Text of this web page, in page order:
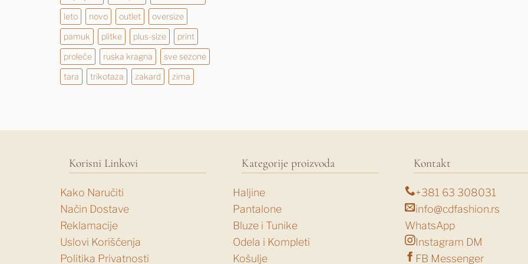
leto
novo outlet
oversize
pamuk
plitke plus-size
print
proleće
ruska kragna
sve sezone
tara
trikotaza zakard zima
Korisni Linkovi
Kako Naručiti
Način Dostave
Reklamacije
Uslovi Korišćenja
Politika Privatnosti
Kategorije proizvoda
Haljine
Pantalone
Bluze i Tunike
Odela i Kompleti
Košulje
Kontakt
+381 63 308031
info@cdfashion.rs
WhatsApp
Instagram DM
FB Messenger